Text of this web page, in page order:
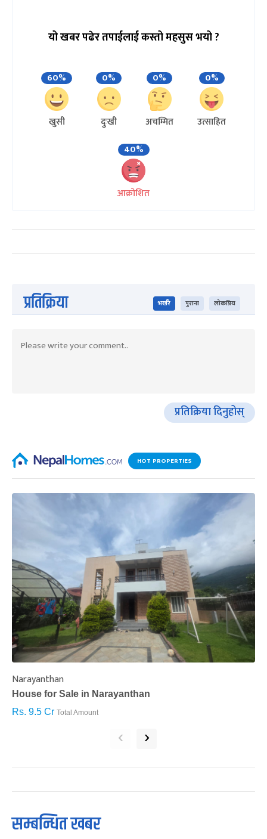
यो खबर पढेर तपाईलाई कस्तो महसुस भयो ?
60%
खुसी
0%
दुःखी
0%
अचम्मित
0%
उत्साहित
40%
आक्रोशित
प्रतिक्रिया भर्खरै पुराना लोकप्रिय
प्रतिक्रिया दिनुहोस्
HOT PROPERTIES
Narayanthan
House for Sale in Narayanthan
Rs. 9.5 Cr Total Amount
‹ ›
सम्बन्धित खबर